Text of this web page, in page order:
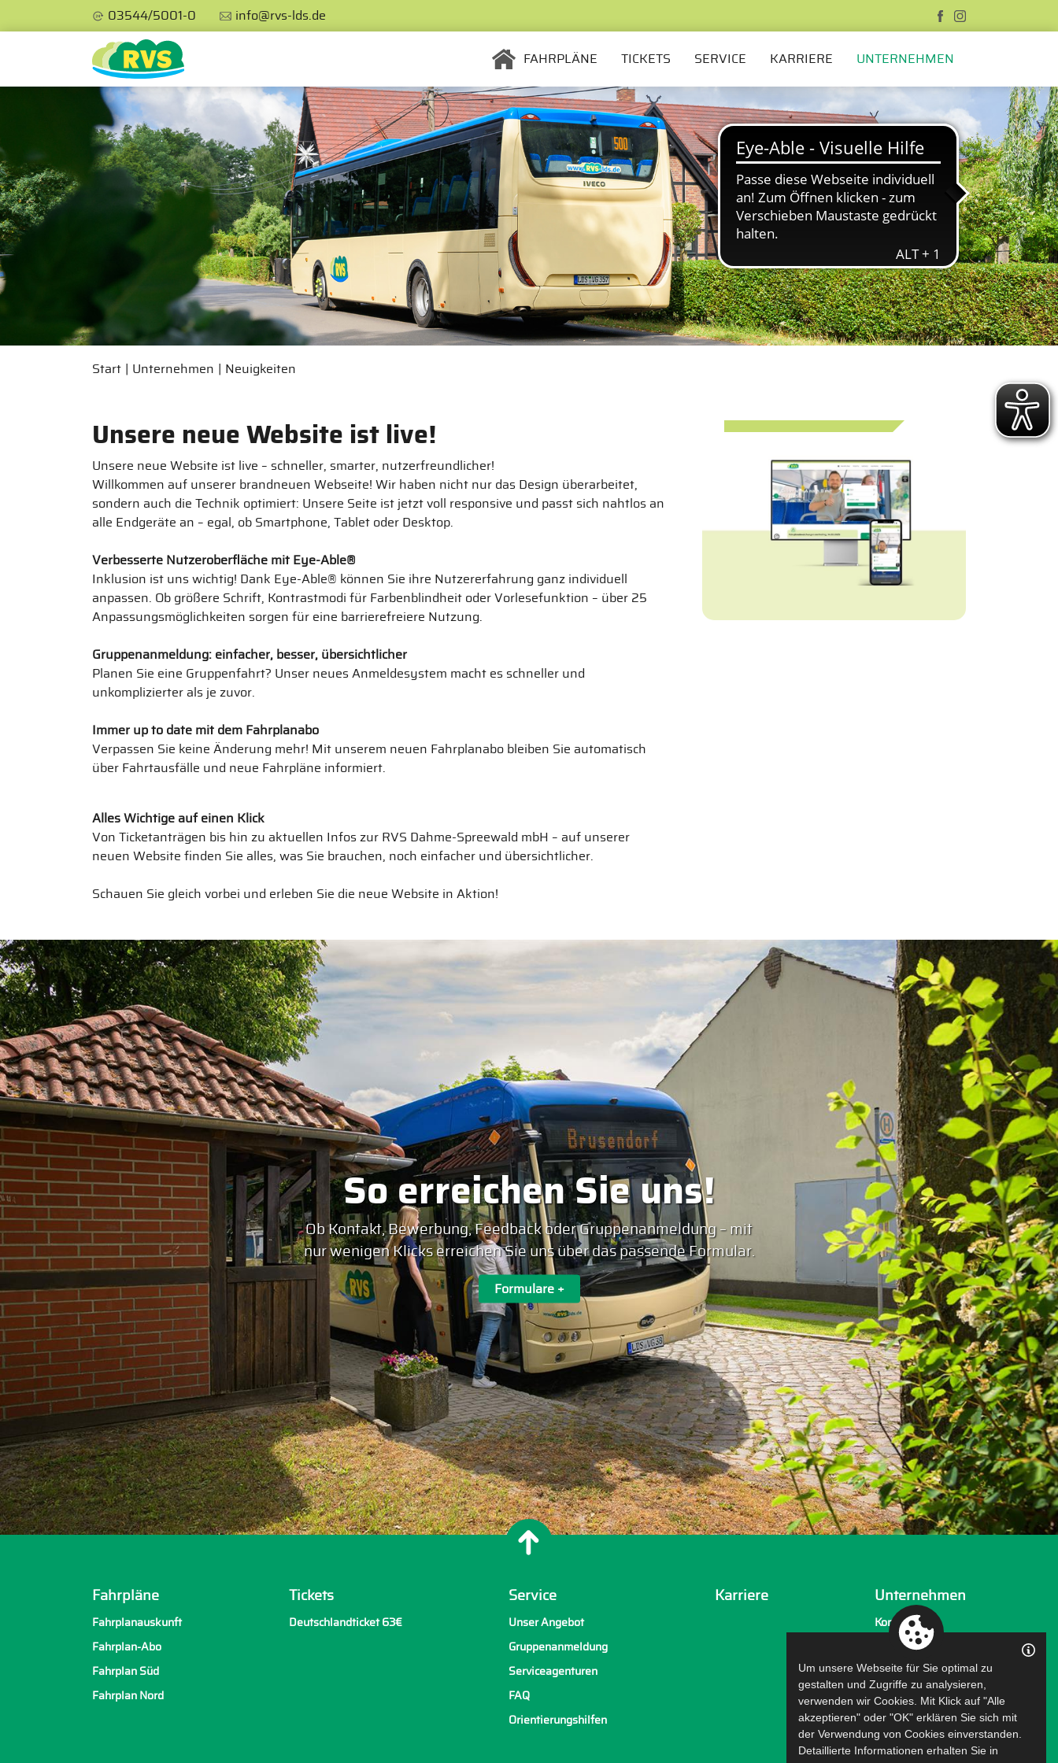
03544/5001-0 info@rvs-lds.de
STARTSEITE
FAHRPLÄNE TICKETS SERVICE KARRIERE UNTERNEHMEN
Start Unternehmen Neuigkeiten
Unsere neue Website ist live!
Unsere neue Website ist live – schneller, smarter, nutzerfreundlicher!
Willkommen auf unserer brandneuen Webseite! Wir haben nicht nur das Design überarbeitet,
sondern auch die Technik optimiert: Unsere Seite ist jetzt voll responsive und passt sich nahtlos an
alle Endgeräte an – egal, ob Smartphone, Tablet oder Desktop.
Verbesserte Nutzeroberfläche mit Eye-Able®
Inklusion ist uns wichtig! Dank Eye-Able® können Sie ihre Nutzererfahrung ganz individuell
anpassen. Ob größere Schrift, Kontrastmodi für Farbenblindheit oder Vorlesefunktion – über 25
Anpassungsmöglichkeiten sorgen für eine barrierefreiere Nutzung.
Gruppenanmeldung: einfacher, besser, übersichtlicher
Planen Sie eine Gruppenfahrt? Unser neues Anmeldesystem macht es schneller und
unkomplizierter als je zuvor.
Immer up to date mit dem Fahrplanabo
Verpassen Sie keine Änderung mehr! Mit unserem neuen Fahrplanabo bleiben Sie automatisch
über Fahrtausfälle und neue Fahrpläne informiert.
Alles Wichtige auf einen Klick
Von Ticketanträgen bis hin zu aktuellen Infos zur RVS Dahme-Spreewald mbH – auf unserer
neuen Website finden Sie alles, was Sie brauchen, noch einfacher und übersichtlicher.
Schauen Sie gleich vorbei und erleben Sie die neue Website in Aktion!
So erreichen Sie uns!
Ob Kontakt, Bewerbung, Feedback oder Gruppenanmeldung – mit
nur wenigen Klicks erreichen Sie uns über das passende Formular.
Formulare +
Fahrpläne
Fahrplanauskunft
Fahrplan-Abo
Fahrplan Süd
Fahrplan Nord
Tickets
Deutschlandticket 63€
Service
Unser Angebot
Gruppenanmeldung
Serviceagenturen
FAQ
Orientierungshilfen
Karriere Unternehmen
Kontakt
Über uns
Fakten & Zahlen
Neuigkeiten
PR Mitteilungen
Qualität
Um unsere Webseite für Sie optimal zu
gestalten und Zugriffe zu analysieren,
verwenden wir Cookies. Mit Klick auf "Alle
akzeptieren" oder "OK" erklären Sie sich mit
der Verwendung von Cookies einverstanden.
Detaillierte Informationen erhalten Sie in